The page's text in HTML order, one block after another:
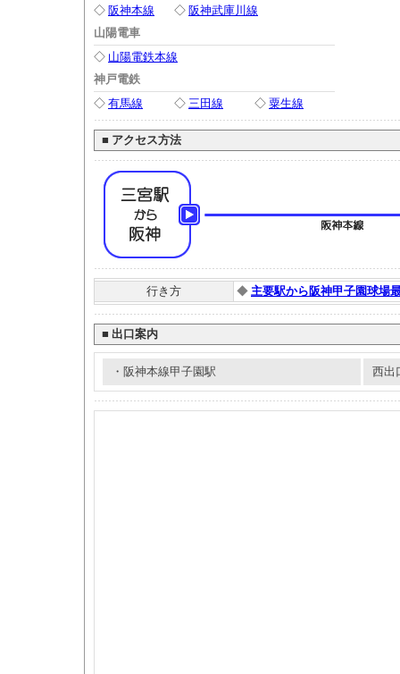
◇ 阪神本線 ◇ 阪神武庫川線
山陽電車
◇ 山陽電鉄本線
神戸電鉄
◇ 有馬線 ◇ 三田線 ◇ 粟生線
■ アクセス方法
行き方 ◆ 主要駅から阪神甲子園球場
■ 出口案内
・阪神本線甲子園駅 西出